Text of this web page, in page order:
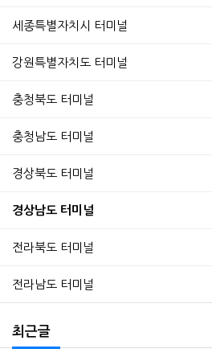
세종특별자치시 터미널
강원특별자치도 터미널
충청북도 터미널
충청남도 터미널
경상북도 터미널
경상남도 터미널
전라북도 터미널
전라남도 터미널
최근글